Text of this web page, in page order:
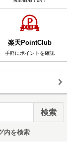
楽天PointClub
手軽にポイントを確認
内を検索